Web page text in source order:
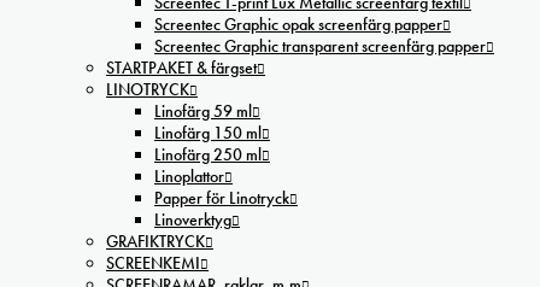
Screentec Graphic opak screenfärg papper
Screentec Graphic transparent screenfärg papper
STARTPAKET & färgset
LINOTRYCK
Linofärg 59 ml
Linofärg 150 ml
Linofärg 250 ml
Linoplattor
Papper för Linotryck
Linoverktyg
GRAFIKTRYCK
SCREENKEMI